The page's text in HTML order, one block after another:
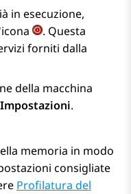
in esecuzione,
. Questa
forniti dalla
della macchina
Impostazioni.
memoria in modo
consigliate
Profilatura del